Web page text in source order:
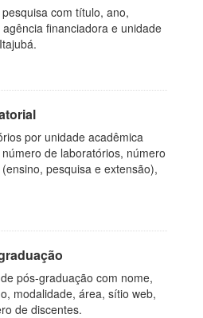
com título, ano,
financiadora e unidade
por unidade acadêmica
de laboratórios, número
pesquisa e extensão),
pós-graduação com nome,
modalidade, área, sítio web,
de discentes.